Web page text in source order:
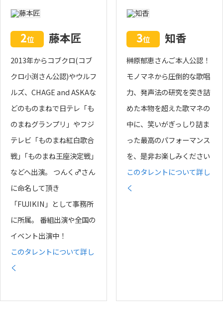
2位 藤本匠
2013年からコブクロ(コブ
クロ小渕さん公認)やウルフ
ルズ、CHAGE and ASKAな
どのものまねで日テレ「も
のまねグランプリ」やフジ
テレビ「ものまね紅白歌合
戦」｢ものまね王座決定戦｣
などへ出演。 つんく♂さん
に命名して頂き
「FUJIKIN」として事務所
に所属。 番組出演や全国の
イベント出演中！
このタレントについて詳し
く
3位 知香
榊原郁恵さんご本人公認！
モノマネから圧倒的な歌唱
力、発声法の研究を突き詰
めた本物を超えた歌マネの
中に、笑いがぎっしり詰ま
った最高のパフォーマンス
を、是非お楽しみください
このタレントについて詳し
く